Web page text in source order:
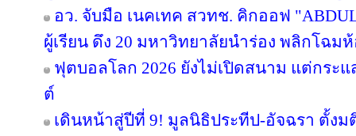
อว. จับมือ เนคเทค สวทช. คิกออฟ
ผู้เรียน ดึง 20 มหาวิทยาลัยนำร่อง พลิกโฉม
ฟุตบอลโลก 2026 ยังไม่เปิดสนาม แต่กระ
ต์
เดินหน้าสู่ปีที่ 9! มูลนิธิประทีป-อัจฉรา ตั้งม